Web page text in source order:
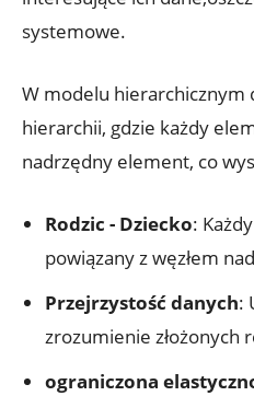
systemowe.
W ‌modelu hierarchicznym⁤
hierarchii, ‌gdzie każdy⁤
nadrzędny element, co
Rodzic ⁣- Dziecko:
powiązany z‍ węzłem
Przejrzystość danych:‍
zrozumienie złożonych
ograniczona